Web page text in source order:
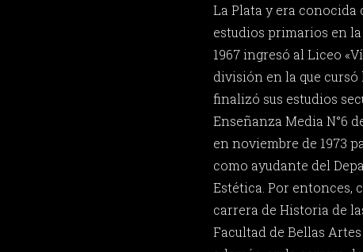
La Plata y era conocida
estudios primarios en la
1967 ingresó al Liceo
división en la que cursó
finalizó sus estudios
Enseñanza Media N°6
en noviembre de 1973
como ayudante del
Estética. Por entonces,
carrera de Historia de
Facultad de Bellas